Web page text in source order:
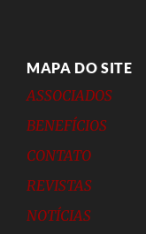
MAPA DO SITE
ASSOCIADOS
BENEFÍCIOS
CONTATO
REVISTAS
NOTÍCIAS